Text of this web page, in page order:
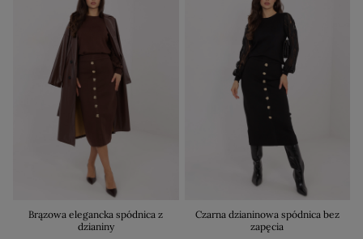
Brązowa elegancka spódnica z
dzianiny
Czarna dzianinowa spódnica bez
zapęcia